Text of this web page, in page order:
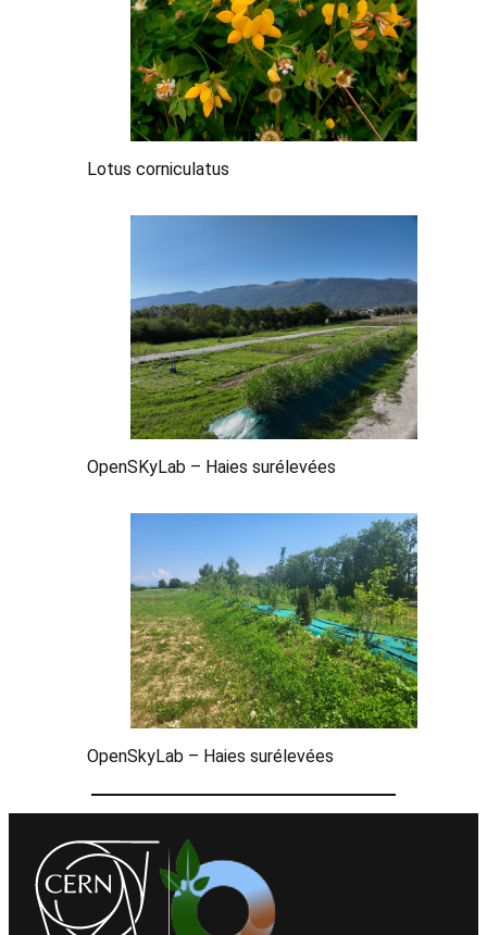
Lotus corniculatus
OpenSKyLab – Haies surélevées
OpenSkyLab – Haies surélevées